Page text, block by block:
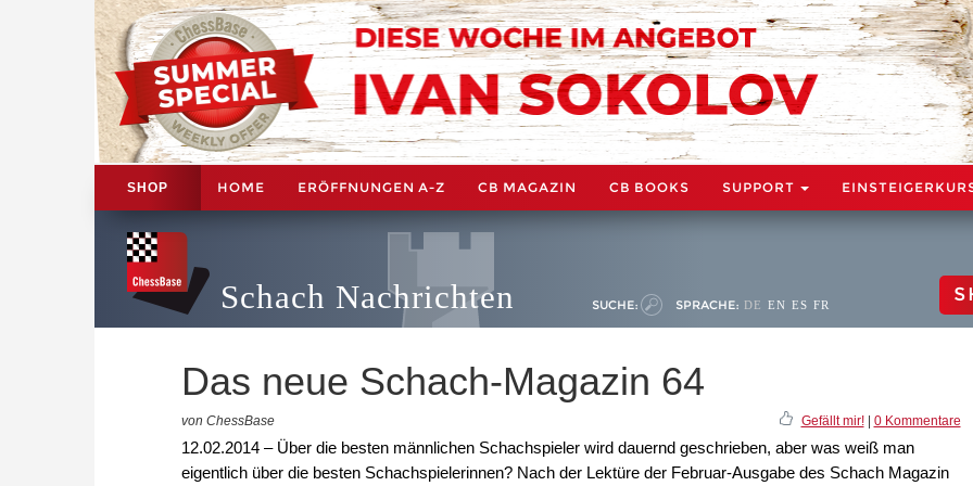
SHOP HOME ERÖFFNUNGEN A-Z CB MAGAZIN CB BOOKS SUPPORT
Schach Nachrichten SUCHE: SPRACHE: DE EN ES FR
Das neue Schach-Magazin 64
von ChessBase Gefällt mir!| 0 Kommentare
12.02.2014 – Über die besten männlichen Schachspieler wird dauernd geschrieben, aber was weiß man
eigentlich über die besten Schachspielerinnen? Nach der Lektüre der Februar-Ausgabe des Schach Magazin